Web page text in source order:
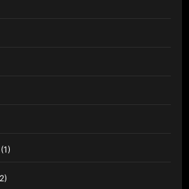
(1)